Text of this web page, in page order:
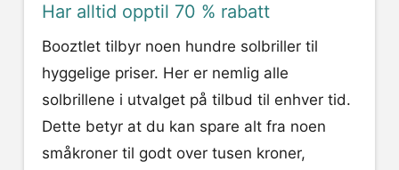
Har alltid opptil 70 % rabatt
Booztlet tilbyr noen hundre solbriller til
hyggelige priser. Her er nemlig alle
solbrillene i utvalget på tilbud til enhver tid.
Dette betyr at du kan spare alt fra noen
småkroner til godt over tusen kroner,